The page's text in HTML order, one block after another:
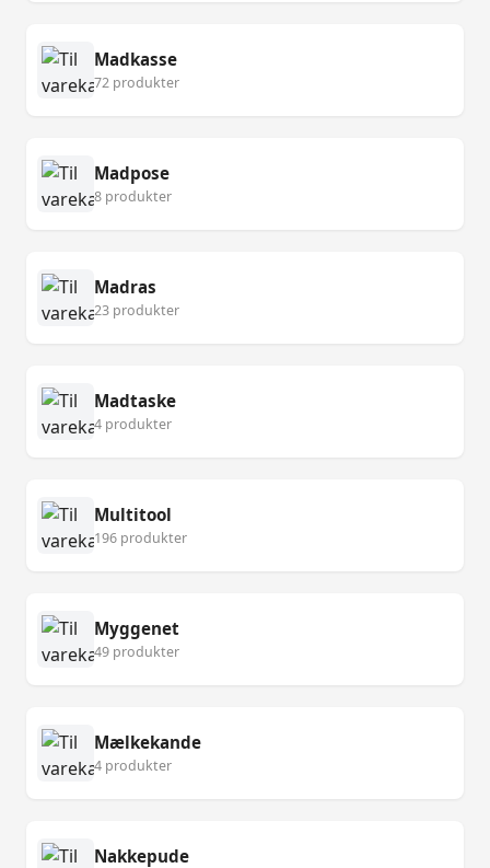
Madkasse
72 produkter
Madpose
8 produkter
Madras
23 produkter
Madtaske
4 produkter
Multitool
196 produkter
Myggenet
49 produkter
Mælkekande
4 produkter
Nakkepude